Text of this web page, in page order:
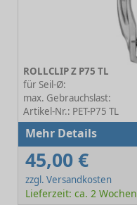
ROLLCLIP Z P75 TL
für Seil-Ø:
max. Gebrauchslast:
Artikel-Nr.: PET-P75 TL
Mehr Details
45,00 €
zzgl. Versandkosten
Lieferzeit: ca. 2 Wochen